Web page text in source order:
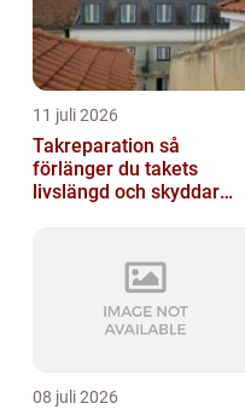
11 juli 2026
Takreparation så
förlänger du takets
livslängd och skyddar
08 juli 2026